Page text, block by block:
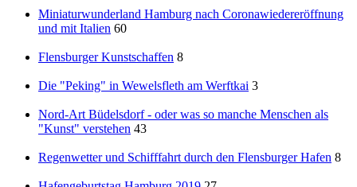
Miniaturwunderland Hamburg nach Coronawiedereröffnung
und mit Italien 60
Flensburger Kunstschaffen 8
Die "Peking" in Wewelsfleth am Werftkai 3
Nord-Art Büdelsdorf - oder was so manche Menschen als
"Kunst" verstehen 43
Regenwetter und Schifffahrt durch den Flensburger Hafen 8